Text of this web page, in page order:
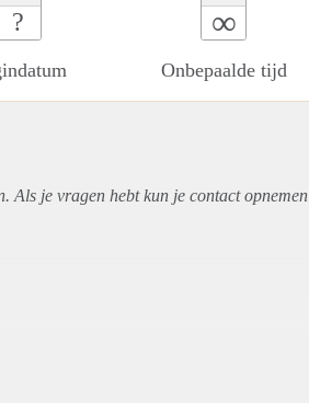
? ∞
Onbepaalde tijd
Als je vragen hebt kun je contact opnemen